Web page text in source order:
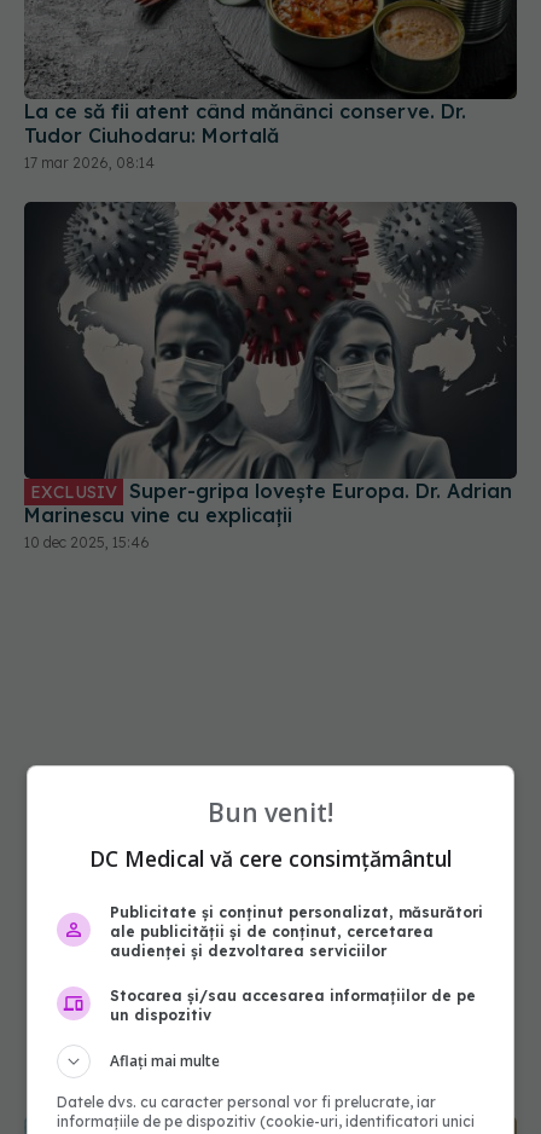
La ce să fii atent când mănânci conserve. Dr.
Tudor Ciuhodaru: Mortală
17 mar 2026, 08:14
EXCLUSIV
Marinescu vine cu explicații
10 dec 2025, 15:46
Bun venit!
DC Medical vă cere consimțământul
Publicitate și conținut personalizat, măsurători
ale publicității și de conținut, cercetarea
audienței și dezvoltarea serviciilor
Stocarea și/sau accesarea informațiilor de pe
un dispozitiv
Aflați mai multe
Datele dvs. cu caracter personal vor fi prelucrate, iar
informațiile de pe dispozitiv (cookie-uri, identificatori unici